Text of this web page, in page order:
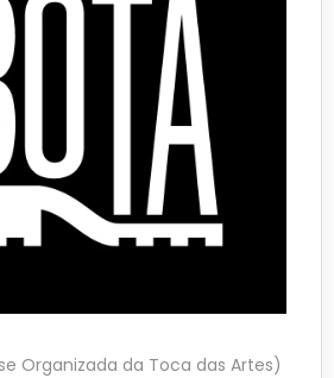
Organizada da Toca das Artes)